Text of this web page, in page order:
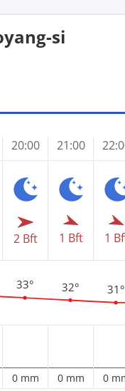
si
20:00
2 Bft
33°
0 mm
21:00
1 Bft
32°
0 mm
1
31°
0